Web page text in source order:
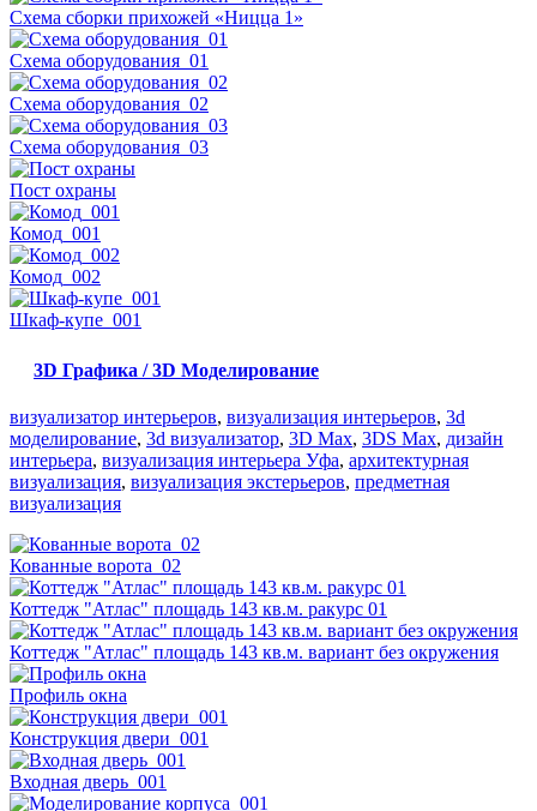
Схема сборки прихожей «Ницца 1»
Схема оборудования_01
Схема оборудования_02
Схема оборудования_03
Пост охраны
Комод_001
Комод_002
Шкаф-купе_001
3D Графика / 3D Моделирование
визуализатор интерьеров, визуализация интерьеров, 3d
моделирование, 3d визуализатор, 3D Max, 3DS Max, дизайн
интерьера, визуализация интерьера Уфа, архитектурная
визуализация, визуализация экстерьеров, предметная
визуализация
Кованные ворота_02
Коттедж "Атлас" площадь 143 кв.м. ракурс 01
Коттедж "Атлас" площадь 143 кв.м. вариант без окружения
Профиль окна
Конструкция двери_001
Входная дверь_001